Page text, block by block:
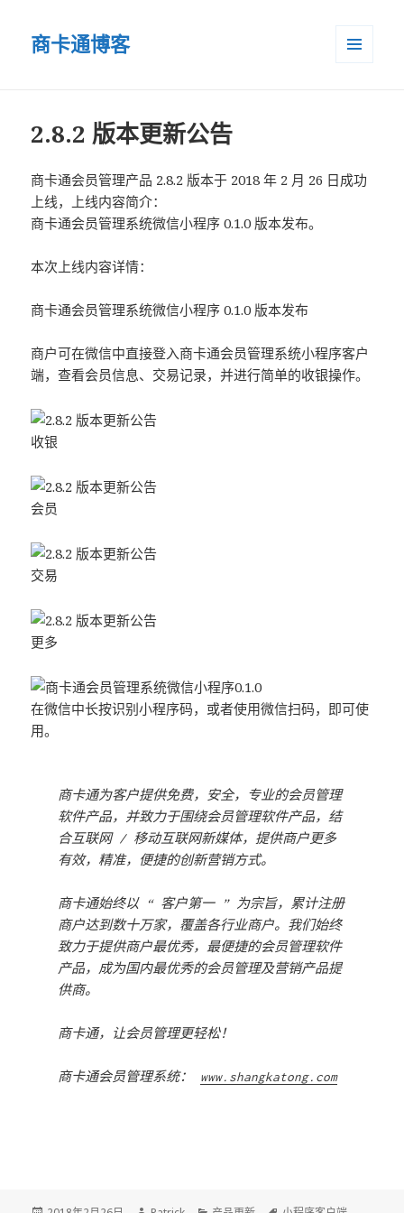
商卡通博客
2.8.2 版本更新公告
商卡通会员管理产品 2.8.2 版本于 2018 年 2 月 26 日成功
上线，上线内容简介：
商卡通会员管理系统微信小程序 0.1.0 版本发布。
本次上线内容详情：
商卡通会员管理系统微信小程序 0.1.0 版本发布
商户可在微信中直接登入商卡通会员管理系统小程序客户
端，查看会员信息、交易记录，并进行简单的收银操作。
收银
会员
交易
更多
在微信中长按识别小程序码，或者使用微信扫码，即可使
用。
商卡通为客户提供免费，安全，专业的会员管理
软件产品，并致力于围绕会员管理软件产品，结
合互联网 / 移动互联网新媒体，提供商户更多
有效，精准，便捷的创新营销方式。
商卡通始终以 “ 客户第一 ” 为宗旨，累计注册
商户达到数十万家，覆盖各行业商户。我们始终
致力于提供商户最优秀，最便捷的会员管理软件
产品，成为国内最优秀的会员管理及营销产品提
供商。
商卡通，让会员管理更轻松！
商卡通会员管理系统： www.shangkatong.com